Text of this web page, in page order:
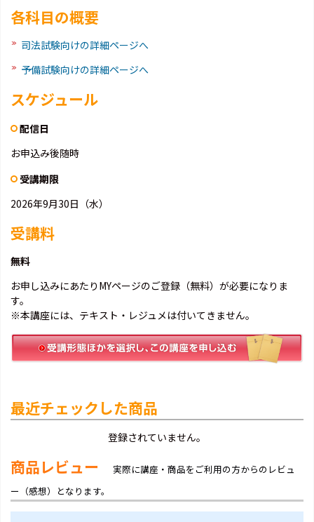
各科目の概要
司法試験向けの詳細ページへ
予備試験向けの詳細ページへ
スケジュール
配信日
お申込み後随時
受講期限
2026年9月30日（水）
受講料
無料
お申し込みにあたりMYページのご登録（無料）が必要になりま
す。
※本講座には、テキスト・レジュメは付いてきません。
最近チェックした商品
登録されていません。
商品レビュー
実際に講座・商品をご利用の方からのレビュ
ー（感想）となります。